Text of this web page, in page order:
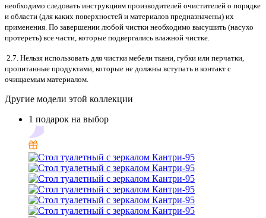
необходимо следовать инструкциям производителей очистителей о порядке
и области (для каких поверхностей и материалов предназначены) их
применения. По завершении любой чистки необходимо высушить (насухо
протереть) все части, которые подвергались влажной чистке.
2.7. Нельзя использовать для чистки мебели ткани, губки или перчатки,
пропитанные продуктами, которые не должны вступать в контакт с
очищаемым материалом.
Другие модели этой коллекции
1 подарок на выбор